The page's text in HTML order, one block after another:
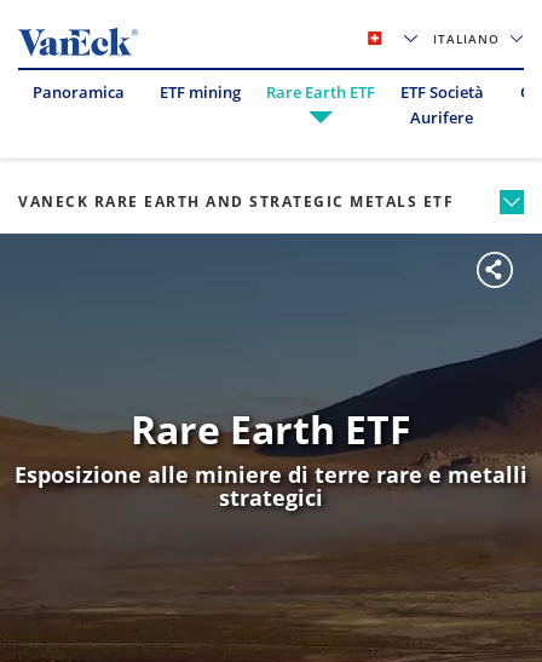
ITALIANO
Panoramica ETF mining Rare Earth ETF
ETF Società
Aurifere
Rare Earth ETF
Esposizione alle miniere di terre rare e metalli
strategici
VANECK RARE EARTH AND STRATEGIC METALS ETF